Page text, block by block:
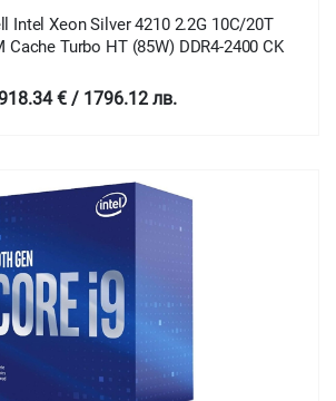
Intel Xeon Silver 4210 2.2G 10C/20T
Cache Turbo HT (85W) DDR4-2400 CK
€ / 1796.12 лв.